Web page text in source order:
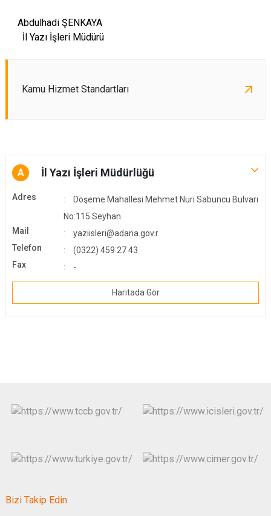
Abdulhadi ŞENKAYA
İl Yazı İşleri Müdürü
Kamu Hizmet Standartları
A İl Yazı İşleri Müdürlüğü
Adres
Döşeme Mahallesi Mehmet Nuri Sabuncu Bulvarı
No:115 Seyhan
Mail
yaziisleri@adana.gov.r
Telefon
(0322) 459 27 43
Fax
-
Haritada Gör
Bizi Takip Edin